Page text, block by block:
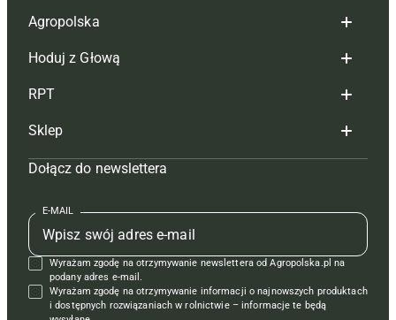
Agropolska
Redakcja
Reklama
Tagi
Mapa serwisu
Kontakt
Regulamin
Polityka prywatności
Hoduj z Głową
Hoduj z głową bydło
Hoduj z głową świnie
Prenumerata
Redakcja
Kontakt
Reklama
RPT
Redakcja
Prenumerata
Reklama
Kontakt
Krzyżówki
Sklep
Czasopisma i prenumerata
Książki
Regulamin
Dołącz do newslettera
E-MAIL
Wyrażam zgodę na otrzymywanie newslettera od Agropolska.pl na
podany adres e-mail.
Wyrażam zgodę na otrzymywanie informacji o najnowszych produktach
i dostępnych rozwiązaniach w rolnictwie – informacje te będą